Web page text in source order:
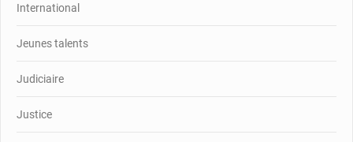
International
Jeunes talents
Judiciaire
Justice